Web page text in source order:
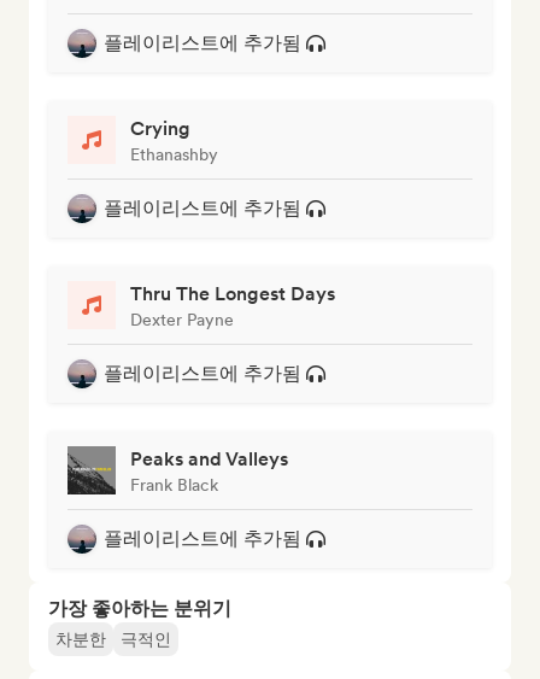
플레이리스트에 추가됨
Crying
Ethanashby
플레이리스트에 추가됨
Thru The Longest Days
Dexter Payne
플레이리스트에 추가됨
Peaks and Valleys
Frank Black
플레이리스트에 추가됨
가장 좋아하는 분위기
차분한 극적인